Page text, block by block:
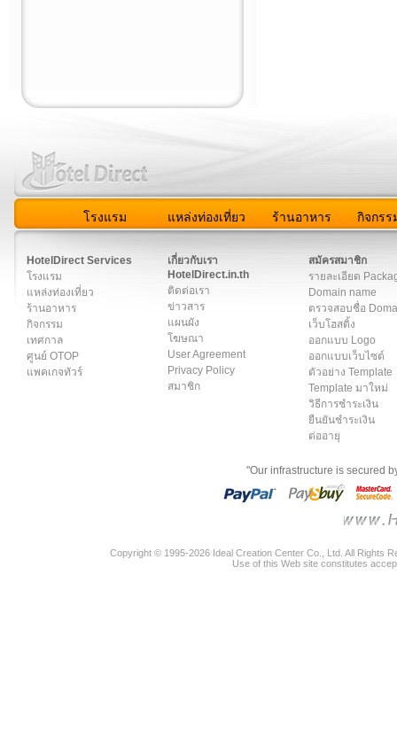
โรงแรม แหล่งท่องเที่ยว ร้านอาหาร กิจกรร
HotelDirect Services
โรงแรม
แหล่งท่องเที่ยว
ร้านอาหาร
กิจกรรม
เทศกาล
ศูนย์ OTOP
แพคเกจทัวร์
เกี่ยวกับเรา
HotelDirect.in.th
ติดต่อเรา
ข่าวสาร
แผนผัง
โฆษณา
User Agreement
Privacy Policy
สมาชิก
สมัครสมาชิก
รายละเอียด
Domain name
ตรวจสอบชื่อ
เว็บโฮสติ้ง
ออกแบบ Logo
ออกแบบเว็บไซต์
ตัวอย่าง Template
Template มาใหม่
วิธีการชำระเงิน
ยืนยันชำระเงิน
ต่ออายุ
"Our infrastructure is secured
Copyright © 1995-2026 Ideal Creation Center Co., Ltd. All Rights
Use of this Web site constitutes